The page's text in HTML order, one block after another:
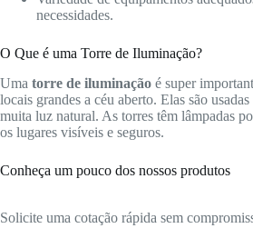
necessidades.
O Que é uma Torre de Iluminação?
Uma torre de iluminação é super
locais grandes a céu aberto. Elas são
muita luz natural. As torres têm lâmpadas
os lugares visíveis e seguros.
Conheça um pouco dos nossos produtos
Solicite uma cotação rápida sem